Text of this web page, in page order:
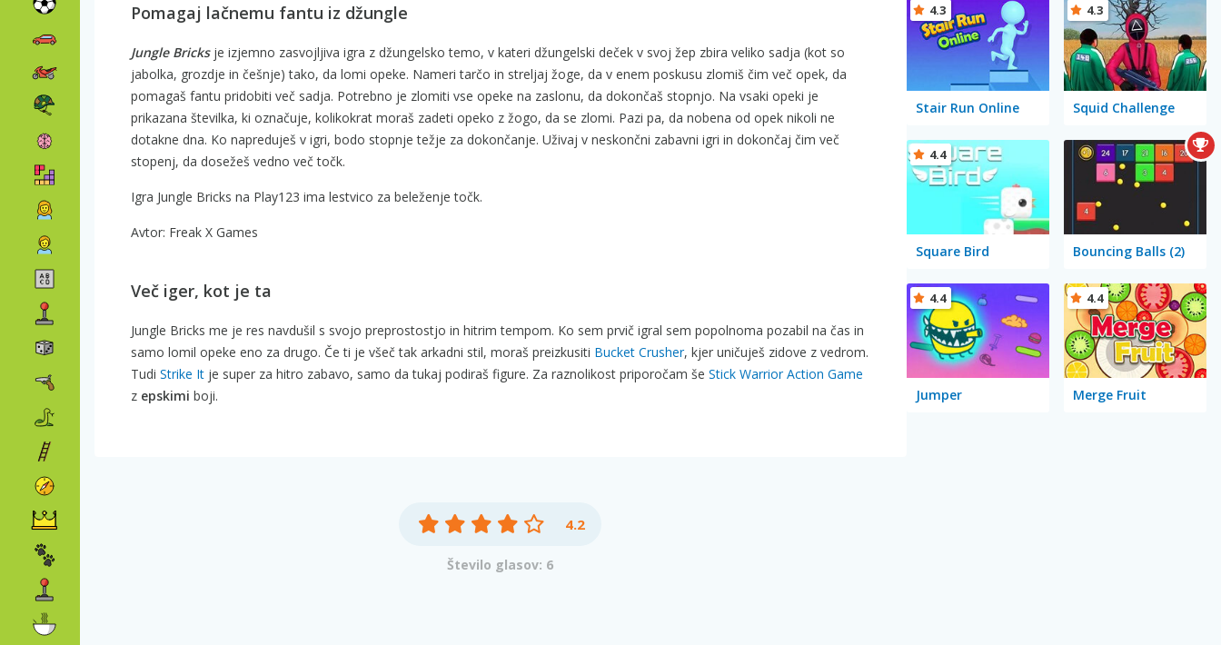
Pomagaj lačnemu fantu iz džungle
Jungle Bricksje izjemno zasvojljiva igra z džungelsko temo, v kateri džungelski deček v svoj žep zbira veliko sadja (kot so
jabolka, grozdje in češnje) tako, da lomi opeke. Nameri tarčo in streljaj žoge, da v enem poskusu zlomiš čim več opek, da
pomagaš fantu pridobiti več sadja. Potrebno je zlomiti vse opeke na zaslonu, da dokončaš stopnjo. Na vsaki opeki je
prikazana številka, ki označuje, kolikokrat moraš zadeti opeko z žogo, da se zlomi. Pazi pa, da nobena od opek nikoli ne
dotakne dna. Ko napreduješ v igri, bodo stopnje težje za dokončanje. Uživaj v neskončni zabavni igri in dokončaj čim več
stopenj, da dosežeš vedno več točk.
Igra Jungle Bricks na Play123 ima lestvico za beleženje točk.
Avtor: Freak X Games
Več iger, kot je ta
Jungle Bricks me je res navdušil s svojo preprostostjo in hitrim tempom. Ko sem prvič igral sem popolnoma pozabil na čas in
samo lomil opeke eno za drugo. Če ti je všeč tak arkadni stil, moraš preizkusiti Bucket Crusher, kjer uničuješ zidove z vedrom.
Tudi Strike It je super za hitro zabavo, samo da tukaj podiraš figure. Za raznolikost priporočam še Stick Warrior Action Game
z epskimi boji.
4.2
Število glasov: 6
Stair Run Online
4.3
Squid Challenge
4.3
Square Bird
4.4
Bouncing Balls (2)
Jumper
4.4
Merge Fruit
4.4